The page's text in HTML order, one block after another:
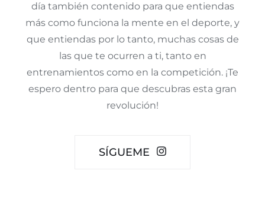
día también contenido para que entiendas
más como funciona la mente en el deporte, y
que entiendas por lo tanto, muchas cosas de
las que te ocurren a ti, tanto en
entrenamientos como en la competición. ¡Te
espero dentro para que descubras esta gran
revolución!
SÍGUEME